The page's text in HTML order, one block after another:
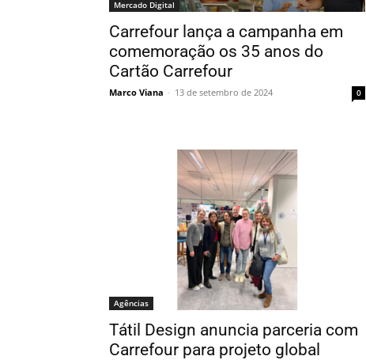
Mercado Digital
Carrefour lança a campanha em
comemoração os 35 anos do
Cartão Carrefour
Marco Viana - 13 de setembro de 2024 0
Agências
Tátil Design anuncia parceria com
Carrefour para projeto global